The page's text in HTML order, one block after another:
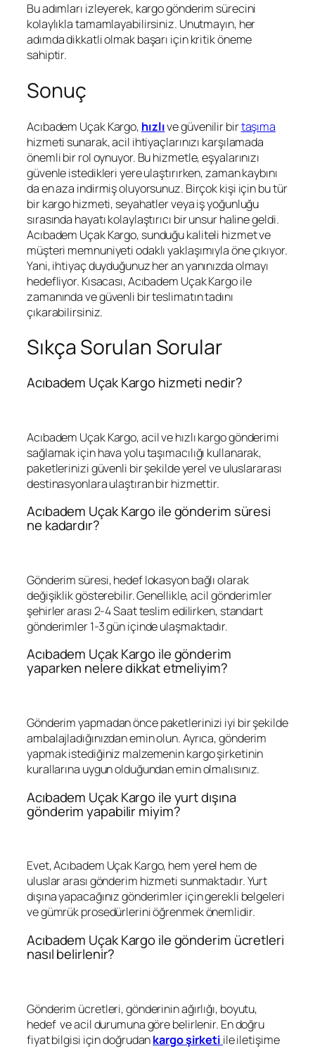
Bu adımları izleyerek, kargo gönderim sürecini
kolaylıkla tamamlayabilirsiniz. Unutmayın, her
adımda dikkatli olmak başarı için kritik öneme
sahiptir.
Sonuç
Acıbadem Uçak Kargo, hızlıve güvenilir birtaşıma
hizmeti sunarak, acil ihtiyaçlarınızı karşılamada
önemli bir rol oynuyor. Bu hizmetle, eşyalarınızı
güvenle istedikleri yere ulaştırırken, zaman kaybını
da en aza indirmiş oluyorsunuz. Birçok kişi için bu tür
bir kargo hizmeti, seyahatler veya iş yoğunluğu
sırasında hayatı kolaylaştırıcı bir unsur haline geldi.
Acıbadem Uçak Kargo, sunduğu kaliteli hizmet ve
müşteri memnuniyeti odaklı yaklaşımıyla öne çıkıyor.
Yani, ihtiyaç duyduğunuz her an yanınızda olmayı
hedefliyor. Kısacası, Acıbadem Uçak Kargo ile
zamanında ve güvenli bir teslimatın tadını
çıkarabilirsiniz.
Sıkça Sorulan Sorular
Acıbadem Uçak Kargo hizmeti nedir?
Acıbadem Uçak Kargo, acil ve hızlı kargo gönderimi
sağlamak için hava yolu taşımacılığı kullanarak,
paketlerinizi güvenli bir şekilde yerel ve uluslararası
destinasyonlara ulaştıran bir hizmettir.
Acıbadem Uçak Kargo ile gönderim süresi
ne kadardır?
Gönderim süresi, hedef lokasyon bağlı olarak
değişiklik gösterebilir. Genellikle, acil gönderimler
şehirler arası 2-4 Saat teslim edilirken, standart
gönderimler 1-3 gün içinde ulaşmaktadır.
Acıbadem Uçak Kargo ile gönderim
yaparken nelere dikkat etmeliyim?
Gönderim yapmadan önce paketlerinizi iyi bir şekilde
ambalajladığınızdan emin olun. Ayrıca, gönderim
yapmak istediğiniz malzemenin kargo şirketinin
kurallarına uygun olduğundan emin olmalısınız.
Acıbadem Uçak Kargo ile yurt dışına
gönderim yapabilir miyim?
Evet, Acıbadem Uçak Kargo, hem yerel hem de
uluslar arası gönderim hizmeti sunmaktadır. Yurt
dışına yapacağınız gönderimler için gerekli belgeleri
ve gümrük prosedürlerini öğrenmek önemlidir.
Acıbadem Uçak Kargo ile gönderim ücretleri
nasıl belirlenir?
Gönderim ücretleri, gönderinin ağırlığı, boyutu,
hedef ve acil durumuna göre belirlenir. En doğru
fiyat bilgisi için doğrudankargo şirketi ile iletişime